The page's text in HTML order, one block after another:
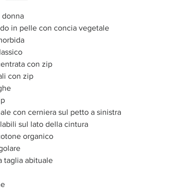
donna
in pelle con concia vegetale
con zip
con zip
con cerniera sul petto a sinistra
sul lato della cintura
organico
taglia abituale